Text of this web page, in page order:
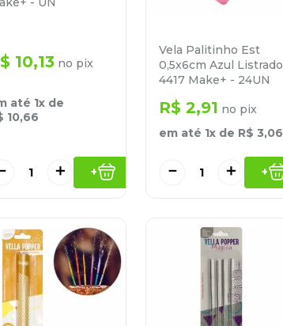
10,13 no pix
até 1x de
10,66
＋ +
Vela Palitinho Est
0,5x6cm Azul Listrado
4417 Make+ - 24UN
R$ 2,91 no pix
em até 1x de R$ 3,06
＋
－ +